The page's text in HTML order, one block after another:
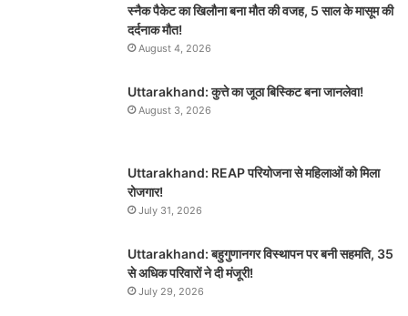
स्नैक पैकेट का खिलौना बना मौत की वजह, 5 साल के मासूम की
दर्दनाक मौत!
August 4, 2026
Uttarakhand: कुत्ते का जूठा बिस्किट बना जानलेवा!
August 3, 2026
Uttarakhand: REAP परियोजना से महिलाओं को मिला
रोजगार!
July 31, 2026
Uttarakhand: बहुगुणानगर विस्थापन पर बनी सहमति, 35
से अधिक परिवारों ने दी मंजूरी!
July 29, 2026